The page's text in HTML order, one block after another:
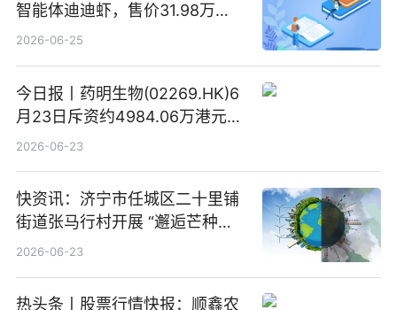
智能体迪迪虾，售价31.98万
元-34.98万元 焦点日报
2026-06-25
今日报丨药明生物(02269.HK)6
月23日斥资约4984.06万港元回
购160.50万股
2026-06-23
快资讯：济宁市任城区二十里铺
街道张马行村开展 “邂逅芒种节
气 传承农耕文化” 宣传活动
2026-06-23
热头条丨股票行情快报：顺鑫农